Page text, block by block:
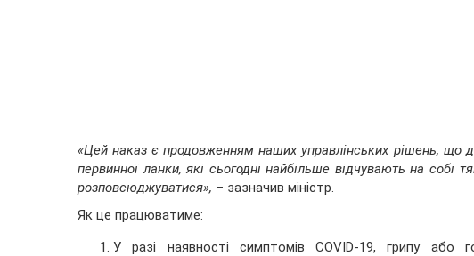
«Цей наказ є продовженням наших управлінських рішень, що
первинної ланки, які сьогодні найбільше відчувають на собі
розповсюджуватися», – зазначив міністр.
Як це працюватиме:
У разі наявності симптомів COVID-19, грипу або